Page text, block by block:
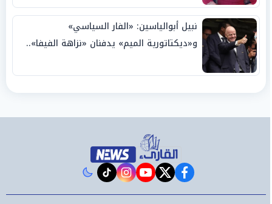
نبيل أبوالياسين: «الفار السياسي»
و«ديكتاتورية الميم» يدفنان «نزاهة الفيفا»..
facebook
twitter
youtube
instagram
tiktok